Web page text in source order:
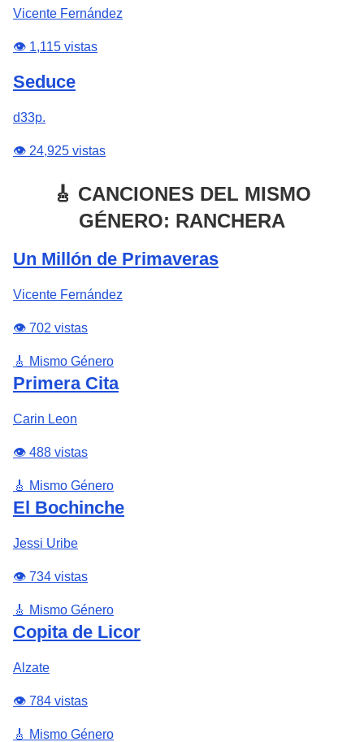
Vicente Fernández
👁️ 1,115 vistas
Seduce
d33p.
👁️ 24,925 vistas
🎸 CANCIONES DEL MISMO
GÉNERO: RANCHERA
Un Millón de Primaveras
Vicente Fernández
👁️ 702 vistas
🎸 Mismo Género
Primera Cita
Carin Leon
👁️ 488 vistas
🎸 Mismo Género
El Bochinche
Jessi Uribe
👁️ 734 vistas
🎸 Mismo Género
Copita de Licor
Alzate
👁️ 784 vistas
🎸 Mismo Género